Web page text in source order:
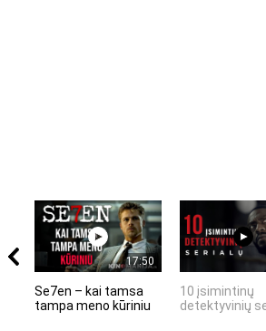
17:50
Se7en – kai tamsa
tampa meno kūriniu
10 įsimintinų
detektyvinių